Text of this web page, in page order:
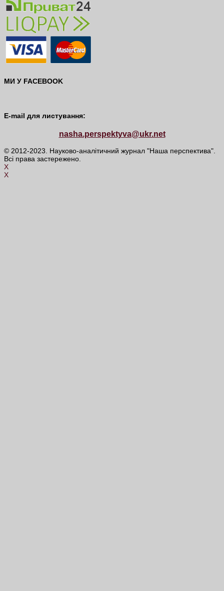
МИ У FACEBOOK
E-mail для листування:
nasha.perspektyva@ukr.net
© 2012-2023. Науково-аналітичний журнал "Наша перспектива".
Всі права застережено.
X
X